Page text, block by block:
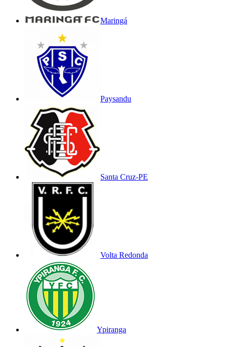
Maringá
Paysandu
Santa Cruz-PE
Volta Redonda
Ypiranga